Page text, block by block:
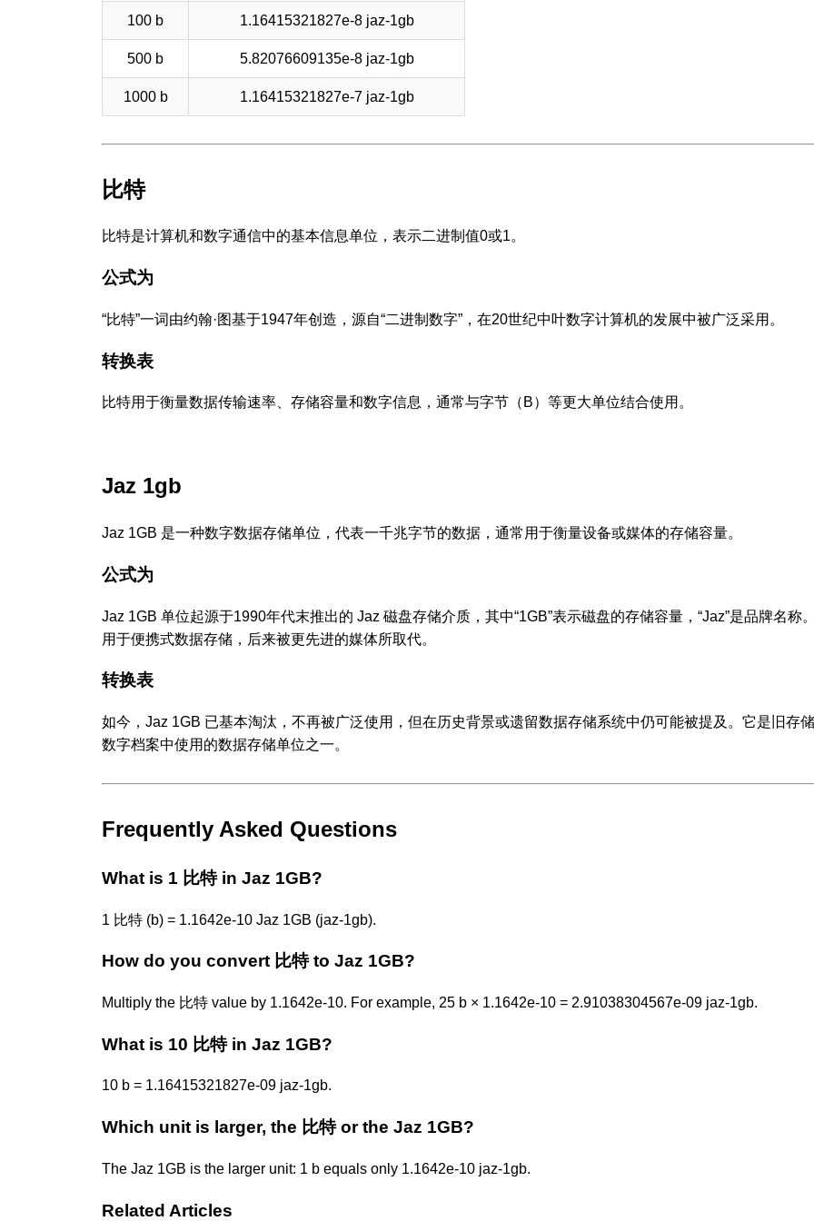
100 b 1.16415321827e-8 jaz-1gb
500 b 5.82076609135e-8 jaz-1gb
1000 b 1.16415321827e-7 jaz-1gb
比特
比特是计算机和数字通信中的基本信息单位，表示二进制值0或1。
公式为
“比特”一词由约翰·图基于1947年创造，源自“二进制数字”，在20世纪中叶数字计算机的发展中被广泛采用。
转换表
比特用于衡量数据传输速率、存储容量和数字信息，通常与字节（B）等更大单位结合使用。
Jaz 1gb
Jaz 1GB 是一种数字数据存储单位，代表一千兆字节的数据，通常用于衡量设备或媒体的存储容量。
公式为
Jaz 1GB 单位起源于1990年代末推出的 Jaz 磁盘存储介质，其中“1GB”表示磁盘的存储容量，“Jaz”是品牌名称
用于便携式数据存储，后来被更先进的媒体所取代。
转换表
如今，Jaz 1GB 已基本淘汰，不再被广泛使用，但在历史背景或遗留数据存储系统中仍可能被提及。它是旧存
数字档案中使用的数据存储单位之一。
Frequently Asked Questions
What is 1 比特 in Jaz 1GB?
1 比特 (b) = 1.1642e-10 Jaz 1GB (jaz-1gb).
How do you convert 比特 to Jaz 1GB?
Multiply the 比特 value by 1.1642e-10. For example, 25 b × 1.1642e-10 = 2.91038304567e-09 jaz-1gb.
What is 10 比特 in Jaz 1GB?
10 b = 1.16415321827e-09 jaz-1gb.
Which unit is larger, the 比特 or the Jaz 1GB?
The Jaz 1GB is the larger unit: 1 b equals only 1.1642e-10 jaz-1gb.
Related Articles